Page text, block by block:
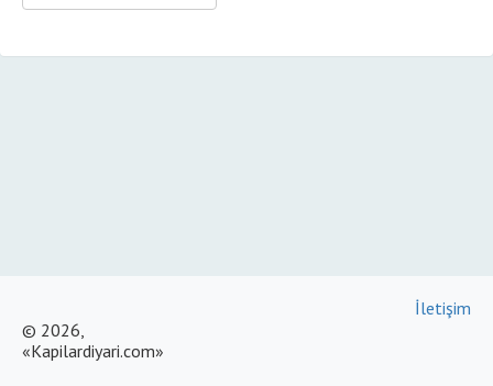
© 2026,
«Kapilardiyari.com»
İletişim